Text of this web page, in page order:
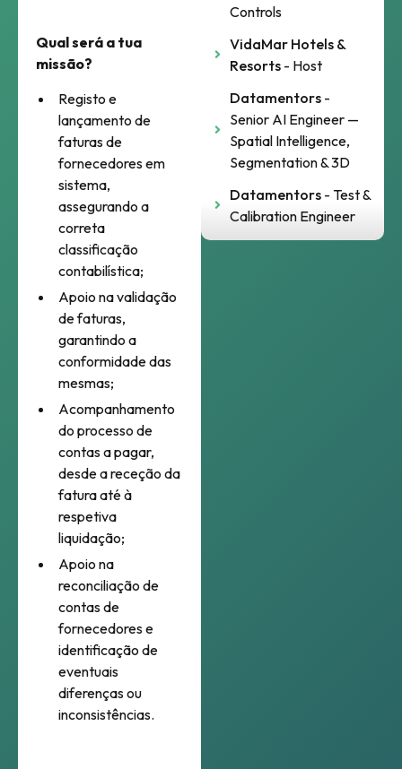
Qual será a tua
missão?
Registo e
lançamento de
faturas de
fornecedores em
sistema,
assegurando a
correta
classificação
contabilística;
Apoio na validação
de faturas,
garantindo a
conformidade das
mesmas;
Acompanhamento
do processo de
contas a pagar,
desde a receção da
fatura até à
respetiva
liquidação;
Apoio na
reconciliação de
contas de
fornecedores e
identificação de
eventuais
diferenças ou
inconsistências.
Controls
VidaMar Hotels &
Resorts - Host
Datamentors -
Senior AI Engineer —
Spatial Intelligence,
Segmentation & 3D
Datamentors - Test &
Calibration Engineer